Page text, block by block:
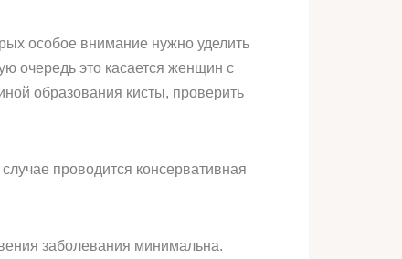
особое внимание нужно уделить
очередь это касается женщин с
образования кисты, проверить
проводится консервативная
заболевания минимальна.